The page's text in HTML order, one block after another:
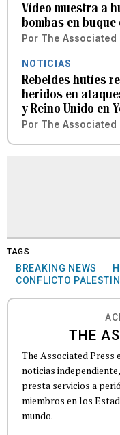
Vídeo muestra a
bombas en
Por The Associated
NOTICIAS
Rebeldes hutíes
heridos en
y Reino Unido en
Por The Associated
TAGS
BREAKING NEWS
CONFLICTO
THE
The Associated Press
noticias
presta servicios a
miembros en los
mundo.